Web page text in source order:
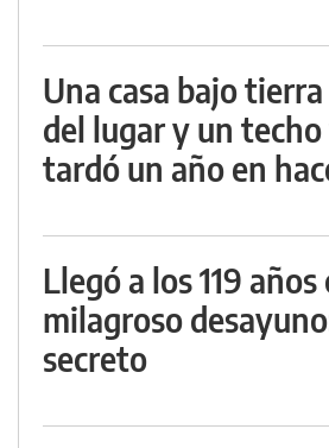
Una casa bajo
del lugar y un
tardó un año en
Llegó a los 119 años
milagroso
secreto